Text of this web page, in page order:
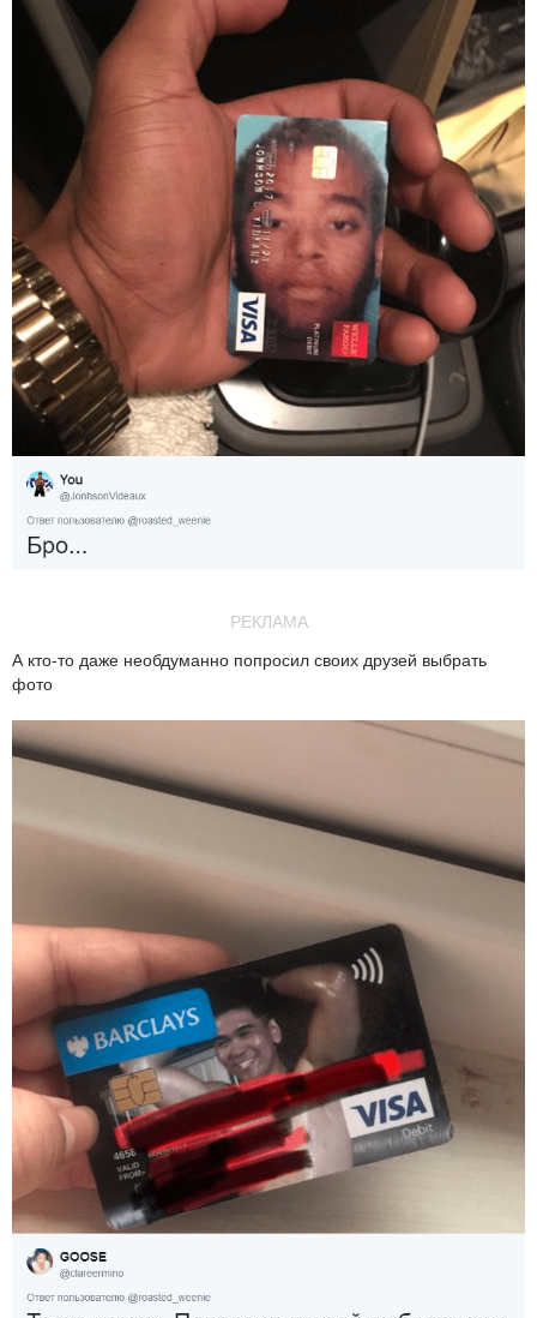
РЕКЛАМА
А кто-то даже необдуманно попросил своих друзей выбрать
фото